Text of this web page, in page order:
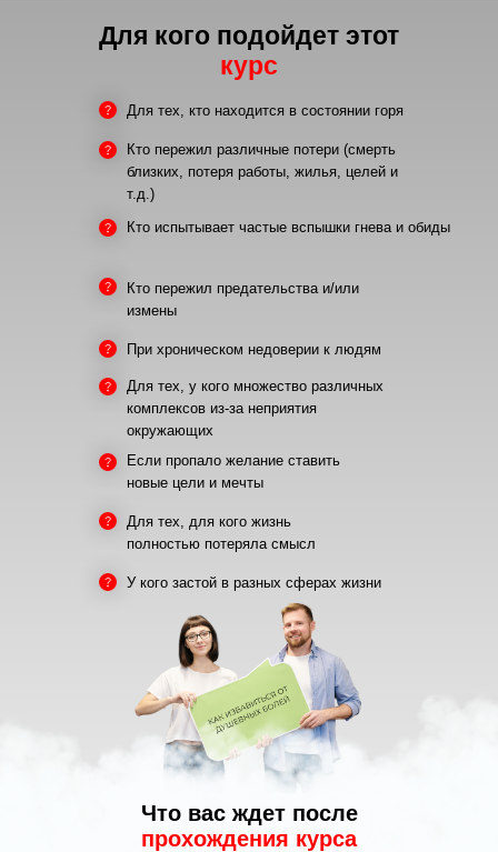
Для кого подойдет этот
Для тех, кто находится в состоянии горя
курс
Кто испытывает частые вспышки гнева и обиды
Кто пережил различные потери (смерть
близких, потеря работы, жилья, целей и
т.д.)
Кто пережил предательства и/или
измены
При хроническом недоверии к людям
Если пропало желание ставить
новые цели и мечты
Для тех, для кого жизнь
полностью потеряла смысл
У кого застой в разных сферах жизни
Для тех, у кого множество различных
комплексов из-за неприятия
окружающих
Что вас ждет после
прохождения курса